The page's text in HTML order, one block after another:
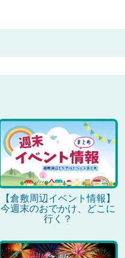
【倉敷周辺イベント情報】
今週末のおでかけ、どこに
行く？